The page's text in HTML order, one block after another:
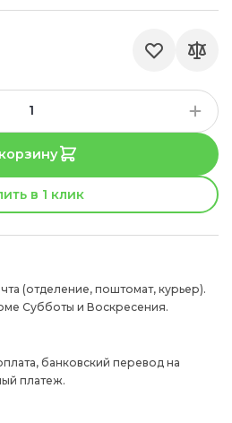
в 1 клик
(отделение, поштомат, курьер).
Субботы и Воскресения.
банковский перевод на
платеж.